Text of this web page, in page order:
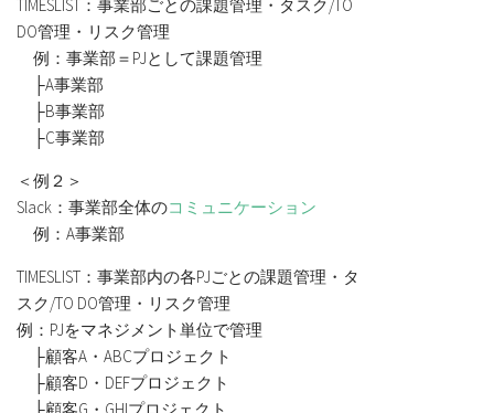
TIMESLIST：事業部ごとの課題管理・タスク/TO
DO管理・リスク管理
例：事業部＝PJとして課題管理
├A事業部
├B事業部
├C事業部
＜例２＞
Slack：事業部全体のコミュニケーション
例：A事業部
TIMESLIST：事業部内の各PJごとの課題管理・タ
スク/TO DO管理・リスク管理
例：PJをマネジメント単位で管理
├顧客A・ABCプロジェクト
├顧客D・DEFプロジェクト